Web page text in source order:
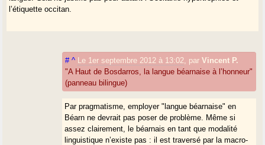
l’étiquette occitan.
# ^ Le 1er septembre 2012 à 13:02 parVincent P.
"A Haut de Bosdarros, la langue béarnaise à l’honneur"
(panneau bilingue)
Par pragmatisme, employer "langue béarnaise" en
Béarn ne devrait pas poser de problème. Même si
assez clairement, le béarnais en tant que modalité
linguistique n’existe pas : il est traversé par la macro-